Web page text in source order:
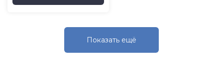
Показать eщё